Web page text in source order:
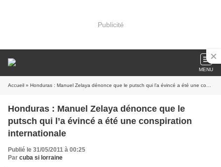
Publicité
MENU
Accueil » Honduras : Manuel Zelaya dénonce que le putsch qui l’a évincé a été une conspiration internationale
Honduras : Manuel Zelaya dénonce que le
putsch qui l’a évincé a été une conspiration
internationale
Publié le 31/05/2011 à 00:25
Par cuba si lorraine